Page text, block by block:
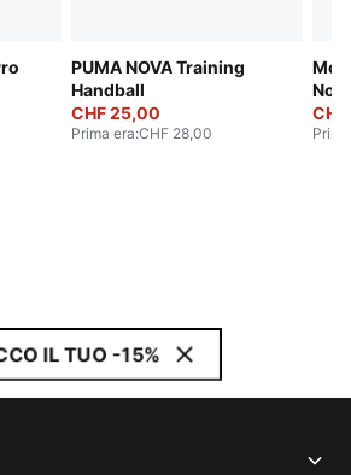
PUMA NOVA Training
Handball
CHF 25,00
Prima era:CHF 28,00
Cap
IL TUO -15%